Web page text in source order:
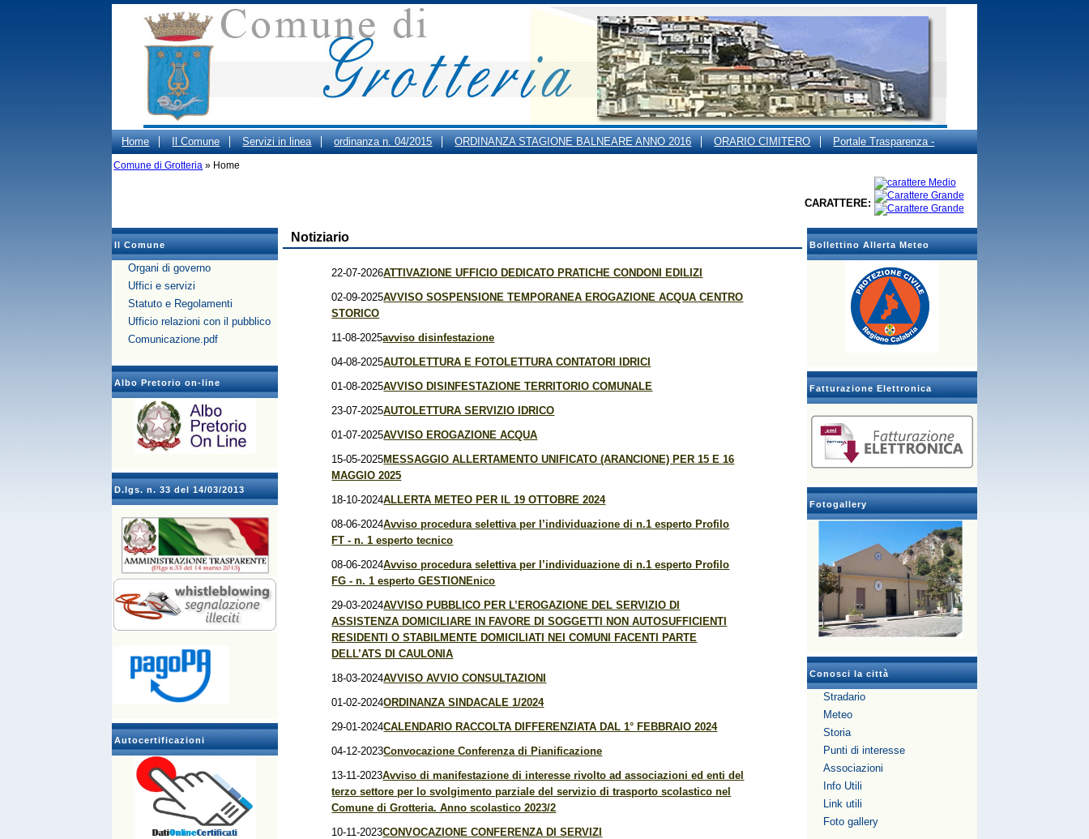
Home Il Comune Servizi in linea ordinanza n. 04/2015 ORDINANZA STAGIONE BALNEARE ANNO 2016 ORARIO CIMITERO
Portale Trasparenza -
Gestione dei Rifiuti Urbani
Comune di Grotteria » Home
CARATTERE:
Il Comune
Organi di governo
Uffici e servizi
Statuto e Regolamenti
Ufficio relazioni con il pubblico
Comunicazione.pdf
Albo Pretorio on-line
D.lgs. n. 33 del 14/03/2013
Autocertificazioni
Bollettino Allerta Meteo
Fatturazione Elettronica
Fotogallery
Conosci la città
Stradario
Meteo
Storia
Punti di interesse
Associazioni
Info Utili
Link utili
Foto gallery
Notiziario
22-07-2026ATTIVAZIONE UFFICIO DEDICATO PRATICHE CONDONI EDILIZI
02-09-2025AVVISO SOSPENSIONE TEMPORANEA EROGAZIONE ACQUA CENTRO
STORICO
11-08-2025avviso disinfestazione
04-08-2025AUTOLETTURA E FOTOLETTURA CONTATORI IDRICI
01-08-2025AVVISO DISINFESTAZIONE TERRITORIO COMUNALE
23-07-2025AUTOLETTURA SERVIZIO IDRICO
01-07-2025AVVISO EROGAZIONE ACQUA
15-05-2025MESSAGGIO ALLERTAMENTO UNIFICATO (ARANCIONE) PER 15 E 16
MAGGIO 2025
18-10-2024ALLERTA METEO PER IL 19 OTTOBRE 2024
08-06-2024Avviso procedura selettiva per l’individuazione di n.1 esperto Profilo
FT - n. 1 esperto tecnico
08-06-2024Avviso procedura selettiva per l’individuazione di n.1 esperto Profilo
FG - n. 1 esperto GESTIONEnico
29-03-2024AVVISO PUBBLICO PER L’EROGAZIONE DEL SERVIZIO DI
ASSISTENZA DOMICILIARE IN FAVORE DI SOGGETTI NON AUTOSUFFICIENTI
RESIDENTI O STABILMENTE DOMICILIATI NEI COMUNI FACENTI PARTE
DELL’ATS DI CAULONIA
18-03-2024AVVISO AVVIO CONSULTAZIONI
01-02-2024ORDINANZA SINDACALE 1/2024
29-01-2024CALENDARIO RACCOLTA DIFFERENZIATA DAL 1° FEBBRAIO 2024
04-12-2023Convocazione Conferenza di Pianificazione
13-11-2023Avviso di manifestazione di interesse rivolto ad associazioni ed enti del
terzo settore per lo svolgimento parziale del servizio di trasporto scolastico nel
Comune di Grotteria. Anno scolastico 2023/2
10-11-2023CONVOCAZIONE CONFERENZA DI SERVIZI